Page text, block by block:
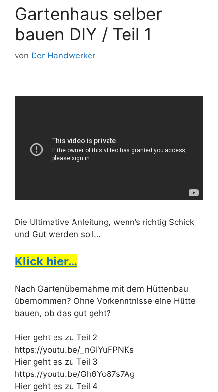
Gartenhaus selber
bauen DIY / Teil 1
von Der Handwerker
Die Ultimative Anleitung, wenn’s richtig Schick
und Gut werden soll…
Klick hier…
Nach Gartenübernahme mit dem Hüttenbau
übernommen? Ohne Vorkenntnisse eine Hütte
bauen, ob das gut geht?
Hier geht es zu Teil 2
https://youtu.be/_nGIYuFPNKs
Hier geht es zu Teil 3
https://youtu.be/Gh6Yo87s7Ag
Hier geht es zu Teil 4